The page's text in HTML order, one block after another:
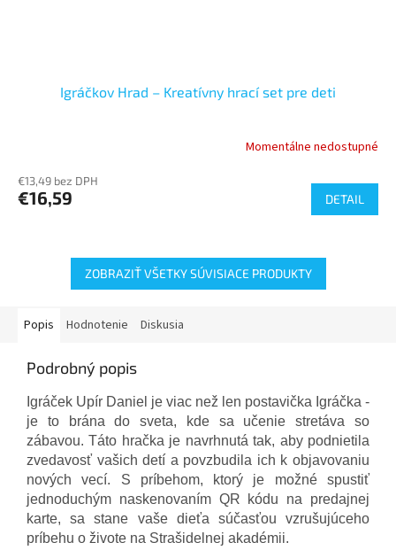
Igráčkov Hrad – Kreatívny hrací set pre deti
Momentálne nedostupné
€13,49 bez DPH
€16,59 DETAIL
ZOBRAZIŤ VŠETKY SÚVISIACE PRODUKTY
Popis Hodnotenie Diskusia
Podrobný popis
Igráček Upír Daniel je viac než len postavička Igráčka -
je to brána do sveta, kde sa učenie stretáva so
zábavou. Táto hračka je navrhnutá tak, aby podnietila
zvedavosť vašich detí a povzbudila ich k objavovaniu
nových vecí. S príbehom, ktorý je možné spustiť
jednoduchým naskenovaním QR kódu na predajnej
karte, sa stane vaše dieťa súčasťou vzrušujúceho
príbehu o živote na Strašidelnej akadémii.